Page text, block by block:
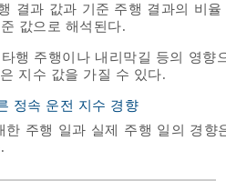
결과 값과 기준 주행 결과의 비
값으로 해석된다.
행 주행이나 내리막길 등의 영
지수 값을 가질 수 있다.
정속 운전 지수 경향
한 주행 일과 실제 주행 일의 경향